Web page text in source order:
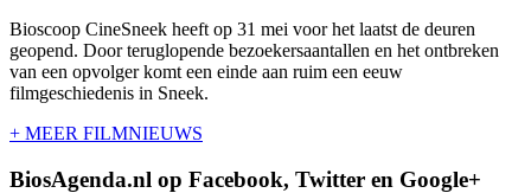
Bioscoop CineSneek heeft op 31 mei voor het laatst de deuren
geopend. Door teruglopende bezoekersaantallen en het ontbreken
van een opvolger komt een einde aan ruim een eeuw
filmgeschiedenis in Sneek.
+ MEER FILMNIEUWS
BiosAgenda.nl op Facebook, Twitter en Google+